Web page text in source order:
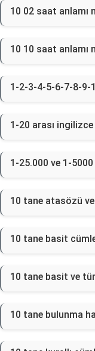
10 02 saat anlamı
10 10 saat anlamı
1-2-3-4-5-6-7-8-9-
1-20 arası ingilizce
1-25.000 ve 1-
10 tane atasözü
10 tane basit
10 tane basit ve
10 tane bulunma